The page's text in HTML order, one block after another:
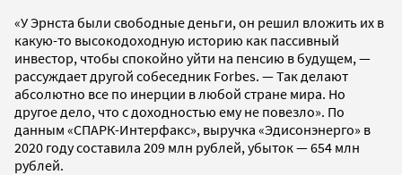
«У Эрнста были свободные деньги, он решил вложить их в
какую-то высокодоходную историю как пассивный
инвестор, чтобы спокойно уйти на пенсию в будущем, —
рассуждает другой собеседник Forbes. — Так делают
абсолютно все по инерции в любой стране мира. Но
другое дело, что с доходностью ему не повезло». По
данным «СПАРК-Интерфакс», выручка «Эдисонэнерго» в
2020 году составила 209 млн рублей, убыток — 654 млн
рублей.